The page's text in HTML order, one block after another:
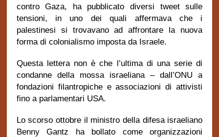
contro Gaza, ha pubblicato diversi tweet sulle
tensioni, in uno dei quali affermava che i
palestinesi si trovavano ad affrontare la nuova
forma di colonialismo imposta da Israele.
Questa lettera non è che l’ultima di una serie di
condanne della mossa israeliana – dall’ONU a
fondazioni filantropiche e associazioni di attivisti
fino a parlamentari USA.
Lo scorso ottobre il ministro della difesa israeliano
Benny Gantz ha bollato come organizzazioni